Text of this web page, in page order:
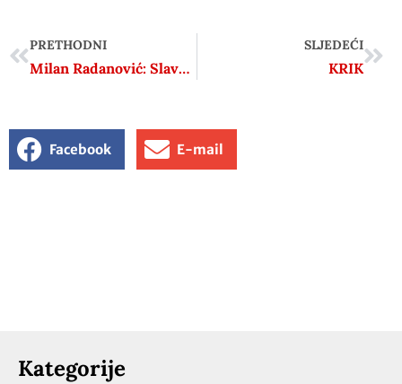
PRETHODNI
Milan Radanović: Slavko Kvaternik je jako dobro znao da će civili u logorima skončati
SLJEDEĆI
KRIK
Facebook E-mail
Kategorije